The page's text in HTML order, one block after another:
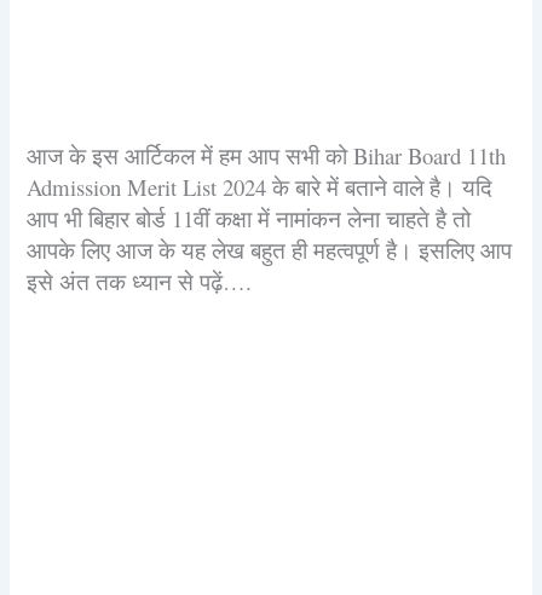
आज के इस आर्टिकल में हम आप सभी को Bihar Board 11th
Admission Merit List 2024 के बारे में बताने वाले है। यदि
आप भी बिहार बोर्ड 11वीं कक्षा में नामांकन लेना चाहते है तो
आपके लिए आज के यह लेख बहुत ही महत्वपूर्ण है। इसलिए आप
इसे अंत तक ध्यान से पढ़ें….